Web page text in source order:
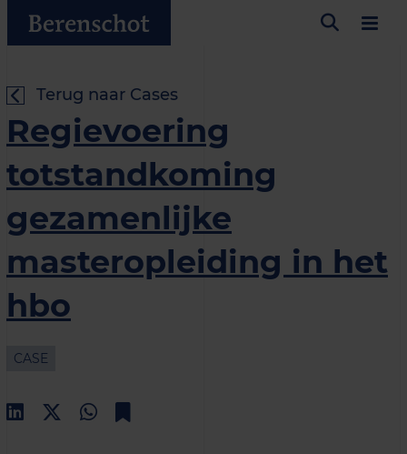
Terug naar Cases
Regievoering
totstandkoming
gezamenlijke
masteropleiding in het
hbo
CASE